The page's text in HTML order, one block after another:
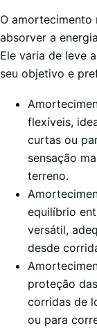
O amortecimento
absorver a
Ele varia de leve
seu objetivo e
flexíveis,
curtas ou
sensação
terreno.
equilíbrio
versátil,
desde
proteção
corridas de
ou para